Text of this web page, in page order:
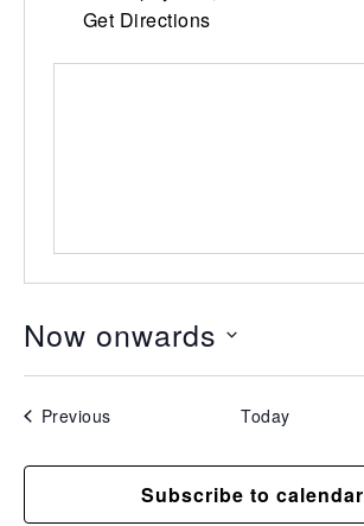
Get Directions
Now onwards
Select
date.
PreviousEvents Today
Subscribe to calendar